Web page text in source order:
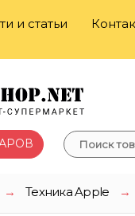
и статьи
→ Техника Apple →